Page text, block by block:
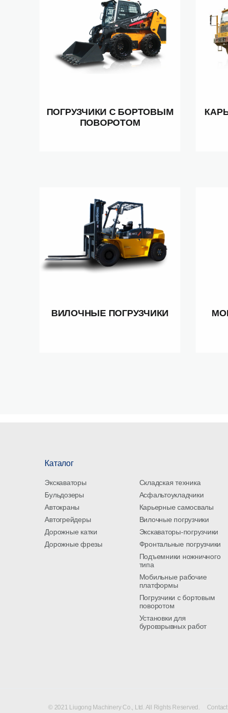
ПОГРУЗЧИКИ С БОРТОВЫМ
ПОВОРОТОМ
ВИЛОЧНЫЕ ПОГРУЗЧИКИ
Каталог
Экскаваторы
Бульдозеры
Автокраны
Автогрейдеры
Дорожные катки
Дорожные фрезы
Складская техника
Асфальтоукладчики
Карьерные самосвалы
Вилочные погрузчики
Экскаваторы-погрузчики
Фронтальные погрузчики
Подъемники ножничного
типа
Мобильные рабочие
платформы
Погрузчики с бортовым
поворотом
Установки для
буровзрывных работ
© 2021 Liugong Machinery Co., Ltd. All Rights Reserved.